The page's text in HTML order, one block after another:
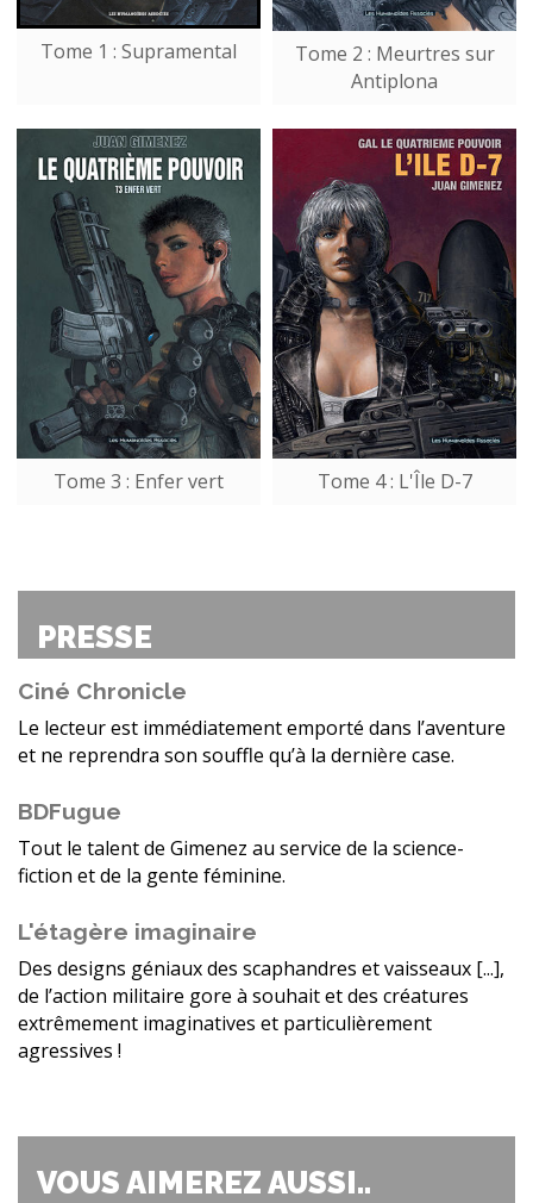
Tome 1 : Supramental
Tome 2 : Meurtres sur
Antiplona
Tome 3 : Enfer vert Tome 4 : L'Île D-7
PRESSE
Ciné Chronicle
Le lecteur est immédiatement emporté dans l’aventure
et ne reprendra son souffle qu’à la dernière case.
BDFugue
Tout le talent de Gimenez au service de la science-
fiction et de la gente féminine.
L'étagère imaginaire
Des designs géniaux des scaphandres et vaisseaux [...],
de l’action militaire gore à souhait et des créatures
extrêmement imaginatives et particulièrement
agressives !
VOUS AIMEREZ AUSSI..